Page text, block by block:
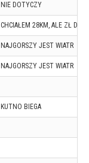
NIE DOTYCZY
CHCIAŁEM 28KM, ALE ZŁ
NAJGORSZY JEST WIATR
NAJGORSZY JEST WIATR
KUTNO BIEGA